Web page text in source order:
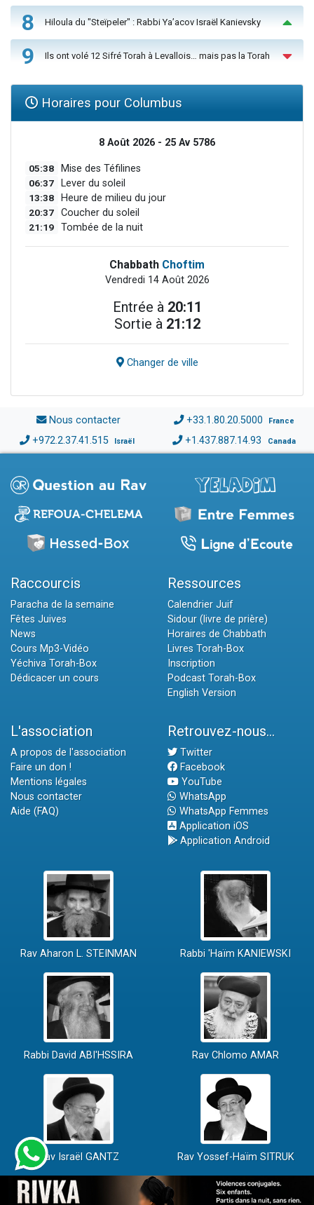
8 Hiloula du "Steïpeler" : Rabbi Ya’acov Israël Kanievsky
9 Ils ont volé 12 Sifré Torah à Levallois… mais pas la Torah
Horaires pour Columbus
8 Août 2026 - 25 Av 5786
05:38 Mise des Téfilines
06:37 Lever du soleil
13:38 Heure de milieu du jour
20:37 Coucher du soleil
21:19 Tombée de la nuit
Chabbath Choftim
Vendredi 14 Août 2026
Entrée à 20:11
Sortie à 21:12
Changer de ville
Nous contacter +33.1.80.20.5000 France
+972.2.37.41.515 Israël +1.437.887.14.93 Canada
Raccourcis
Paracha de la semaine
Fêtes Juives
News
Cours Mp3-Vidéo
Yéchiva Torah-Box
Dédicacer un cours
Ressources
Calendrier Juif
Sidour (livre de prière)
Horaires de Chabbath
Livres Torah-Box
Inscription
Podcast Torah-Box
English Version
L'association
A propos de l'association
Faire un don !
Mentions légales
Nous contacter
Aide (FAQ)
Retrouvez-nous...
Twitter
Facebook
YouTube
WhatsApp
WhatsApp Femmes
Application iOS
Application Android
Rav Aharon L. STEINMAN Rabbi 'Haïm KANIEWSKI
Rabbi David ABI'HSSIRA Rav Chlomo AMAR
Rav Israël GANTZ Rav Yossef-Haïm SITRUK